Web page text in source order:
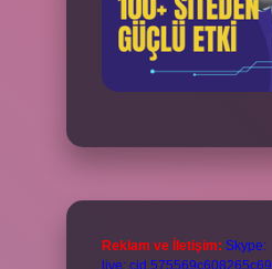
Reklam ve İletişim: Skype:
live:.cid.575569c608265c69